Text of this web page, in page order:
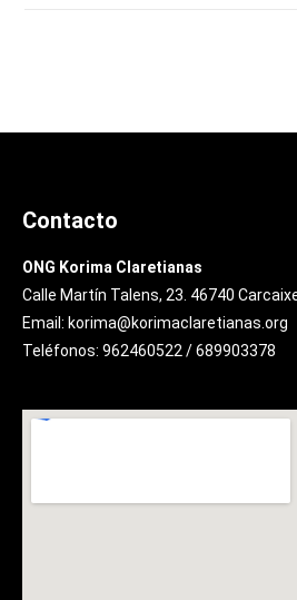
Contacto
ONG Korima Claretianas
Calle Martín Talens, 23. 46740
Email: korima@korimaclaretianas.org
Teléfonos: 962460522 / 689903378